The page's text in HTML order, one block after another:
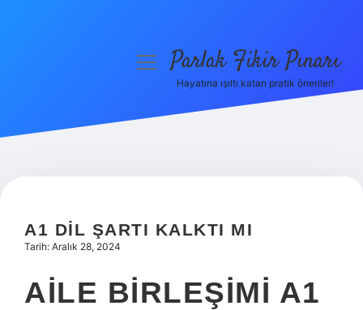
Hakkımızda
menüyüParlak Fikir Pınarı
Hayatına ışıltı katan pratik öneriler!
A1 DIL ŞARTI KALKTI MI
Tarih: Aralık 28, 2024
AILE BIRLEŞIMI A1